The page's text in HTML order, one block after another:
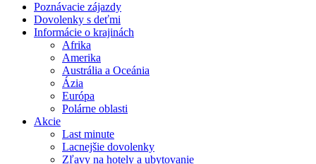
Poznávacie zájazdy
Dovolenky s deťmi
Informácie o krajinách
Afrika
Amerika
Austrália a Oceánia
Ázia
Európa
Polárne oblasti
Akcie
Last minute
Lacnejšie dovolenky
Zľavy na hotely a ubytovanie